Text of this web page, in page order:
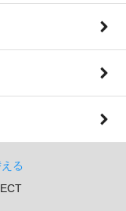
る